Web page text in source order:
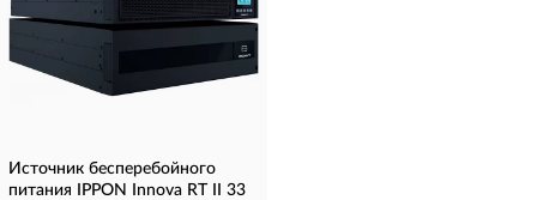
Источник бесперебойного
питания IPPON Innova RT II 33